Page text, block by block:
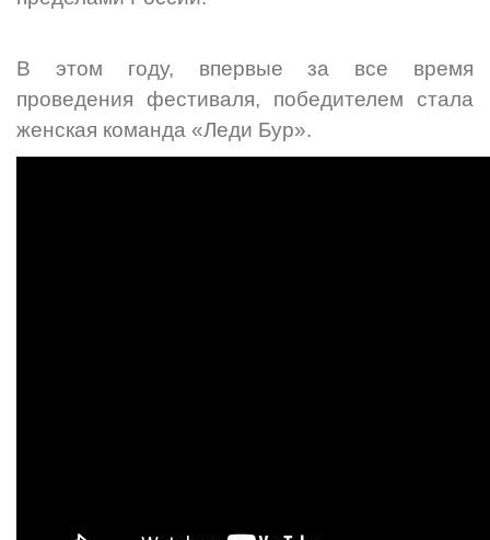
В этом году, впервые за все время
проведения фестиваля, победителем стала
женская команда «Леди Бур».